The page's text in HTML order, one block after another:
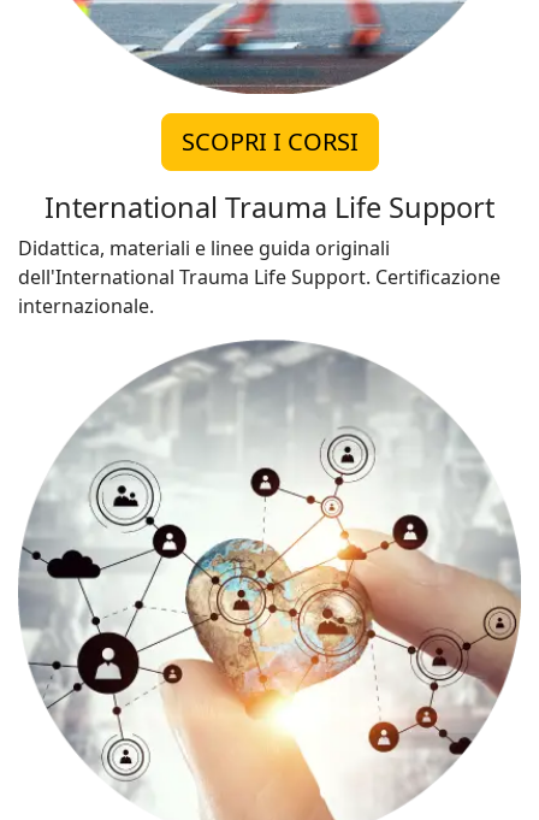
SCOPRI I CORSI
International Trauma Life Support
Didattica, materiali e linee guida originali
dell'International Trauma Life Support. Certificazione
internazionale.